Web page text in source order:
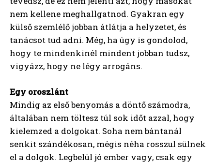
nem kellene meghallgatnod. Gyakran egy
külső szemlélő jobban átlátja a helyzetet, és
tanácsot tud adni. Még, ha úgy is gondolod,
hogy te mindenkinél mindent jobban tudsz,
vigyázz, hogy ne légy arrogáns.
Egy oroszlánt
Mindig az első benyomás a döntő számodra,
általában nem töltesz túl sok időt azzal, hogy
kielemzed a dolgokat. Soha nem bántanál
senkit szándékosan, mégis néha rosszul sülnek
el a dolgok. Legbelül jó ember vagy, csak egy